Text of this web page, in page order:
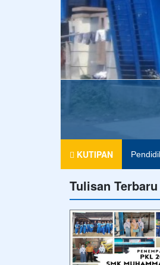
KUTIPAN
Tulisan Terbaru